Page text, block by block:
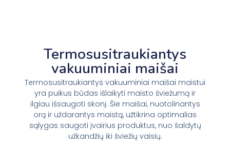
Termosusitraukiantys
vakuuminiai maišai
Termosusitraukiantys vakuuminiai maišai maistui
yra puikus būdas išlaikyti maisto šviežumą ir
ilgiau išsaugoti skonį. Šie maišai, nuotolinantys
orą ir uždarantys maistą, užtikrina optimalias
sąlygas saugoti įvairius produktus, nuo šaldytų
užkandžių iki šviežių vaisių.